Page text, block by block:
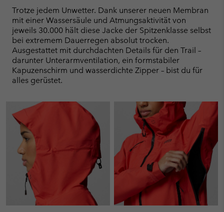
Trotze jedem Unwetter. Dank unserer neuen Membran
mit einer Wassersäule und Atmungsaktivität von
jeweils 30.000 hält diese Jacke der Spitzenklasse selbst
bei extremem Dauerregen absolut trocken.
Ausgestattet mit durchdachten Details für den Trail –
darunter Unterarmventilation, ein formstabiler
Kapuzenschirm und wasserdichte Zipper – bist du für
alles gerüstet.